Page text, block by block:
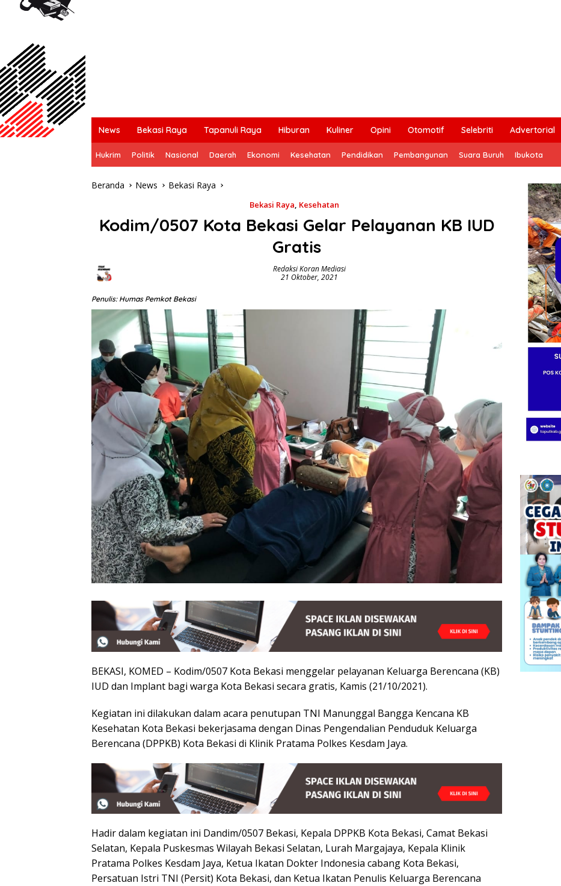
News Bekasi Raya Tapanuli Raya Hiburan Kuliner Opini Otomotif Selebriti Advertorial
Hukrim Politik Nasional Daerah Ekonomi Kesehatan Pendidikan Pembangunan Suara Buruh Ibukota
Beranda News Bekasi Raya
Bekasi Raya, Kesehatan
Kodim/0507 Kota Bekasi Gelar Pelayanan KB IUD
Gratis
Redaksi Koran Mediasi
21 Oktober, 2021
Penulis: Humas Pemkot Bekasi
BEKASI, KOMED – Kodim/0507 Kota Bekasi menggelar pelayanan Keluarga Berencana (KB)
IUD dan Implant bagi warga Kota Bekasi secara gratis, Kamis (21/10/2021).
Kegiatan ini dilakukan dalam acara penutupan TNI Manunggal Bangga Kencana KB
Kesehatan Kota Bekasi bekerjasama dengan Dinas Pengendalian Penduduk Keluarga
Berencana (DPPKB) Kota Bekasi di Klinik Pratama Polkes Kesdam Jaya.
Hadir dalam kegiatan ini Dandim/0507 Bekasi, Kepala DPPKB Kota Bekasi, Camat Bekasi
Selatan, Kepala Puskesmas Wilayah Bekasi Selatan, Lurah Margajaya, Kepala Klinik
Pratama Polkes Kesdam Jaya, Ketua Ikatan Dokter Indonesia cabang Kota Bekasi,
Persatuan Istri TNI (Persit) Kota Bekasi, dan Ketua Ikatan Penulis Keluarga Berencana